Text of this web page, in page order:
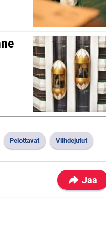
Pelottavat Viihdejutut
Jaa